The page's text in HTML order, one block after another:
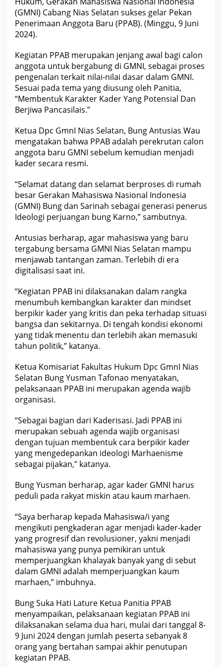
a
r
a
k
u
l
t
a
s
H
u
k
m
G
m
n
N
a
s
S
e
l
a
n
L
a
k
s
a
k
n
K
g
i
a
n
P
P
(GMNI) Cabang Nias Selatan sukses gelar Pekan
Penerimaan Anggota Baru (PPAB). (Minggu, 9 Juni
2024).
Kegiatan PPAB merupakan jenjang awal bagi calon
anggota untuk bergabung di GMNI, sebagai proses
pengenalan terkait nilai-nilai dasar dalam GMNI.
Sesuai pada tema yang diusung oleh Panitia,
“Membentuk Karakter Kader Yang Potensial Dan
Berjiwa Pancasilais.”
Ketua Dpc GmnI Nias Selatan, Bung Antusias Wau
mengatakan bahwa PPAB adalah perekrutan calon
anggota baru GMNI sebelum kemudian menjadi
kader secara resmi.
“Selamat datang dan selamat berproses di rumah
besar Gerakan Mahasiswa Nasional Indonesia
(GMNI) Bung dan Sarinah sebagai generasi penerus
Ideologi perjuangan bung Karno,” sambutnya.
Antusias berharap, agar mahasiswa yang baru
tergabung bersama GMNI Nias Selatan mampu
menjawab tantangan zaman. Terlebih di era
digitalisasi saat ini.
“Kegiatan PPAB ini dilaksanakan dalam rangka
menumbuh kembangkan karakter dan mindset
berpikir kader yang kritis dan peka terhadap situasi
bangsa dan sekitarnya. Di tengah kondisi ekonomi
yang tidak menentu dan terlebih akan memasuki
tahun politik,” katanya.
Ketua Komisariat Fakultas Hukum Dpc GmnI Nias
Selatan Bung Yusman Tafonao menyatakan,
pelaksanaan PPAB ini merupakan agenda wajib
organisasi.
“Sebagai bagian dari Kaderisasi. Jadi PPAB ini
merupakan sebuah agenda wajib organisasi
dengan tujuan membentuk cara berpikir kader
yang mengedepankan ideologi Marhaenisme
sebagai pijakan,” katanya.
Bung Yusman berharap, agar kader GMNI harus
peduli pada rakyat miskin atau kaum marhaen.
“Saya berharap kepada Mahasiswa/i yang
mengikuti pengkaderan agar menjadi kader-kader
yang progresif dan revolusioner, yakni menjadi
mahasiswa yang punya pemikiran untuk
memperjuangkan khalayak banyak yang di sebut
dalam GMNI adalah memperjuangkan kaum
marhaen,” imbuhnya.
Bung Suka Hati Lature Ketua Panitia PPAB
menyampaikan, pelaksanaan kegiatan PPAB ini
dilaksanakan selama dua hari, mulai dari tanggal 8-
9 Juni 2024 dengan jumlah peserta sebanyak 8
orang yang bertahan sampai akhir penutupan
kegiatan PPAB.